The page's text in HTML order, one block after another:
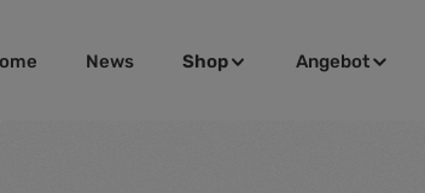
News Shop Angebot